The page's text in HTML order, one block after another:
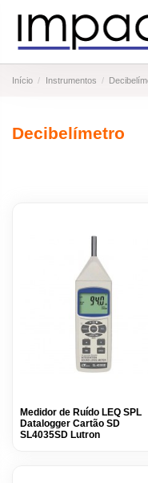
Início Instrumentos
Decibelímetro
Medidor de Ruído LEQ SPL
Datalogger Cartão SD
SL4035SD Lutron